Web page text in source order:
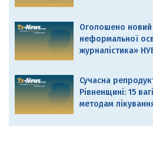
Оголошено новий
неформальної
журналістика»
Сучасна
Рівненщині: 15
методам